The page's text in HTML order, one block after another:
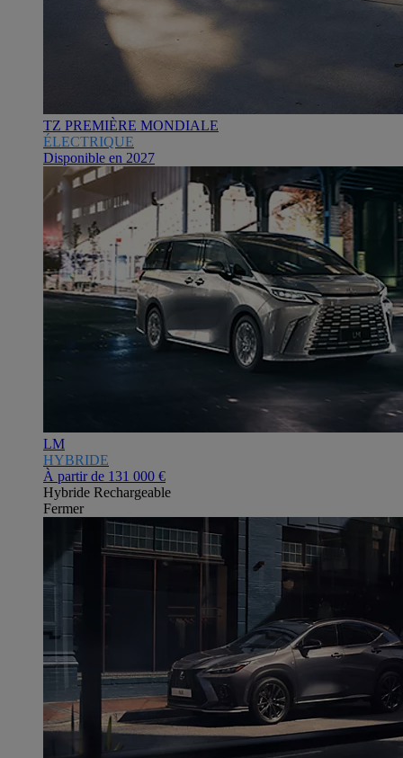
TZ PREMIÈRE MONDIALE
ÉLECTRIQUE
Disponible en 2027
LM
HYBRIDE
À partir de 131 000 €
Hybride Rechargeable
Fermer